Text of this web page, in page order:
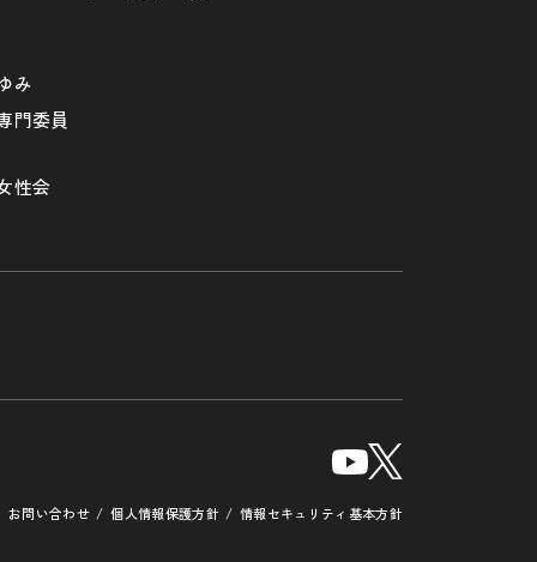
み
門委員
性会
お問い合わせ 個人情報保護方針 情報セキュリティ基本方針